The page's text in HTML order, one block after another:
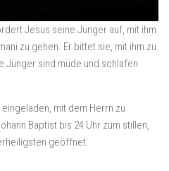
Jesus seine Jünger auf, mit ihm
zu gehen. Er bittet sie, mit ihm zu
Jünger sind müde und schlafen
mit dem Herrn zu
Baptist bis 24 Uhr zum stillen,
geöffnet.